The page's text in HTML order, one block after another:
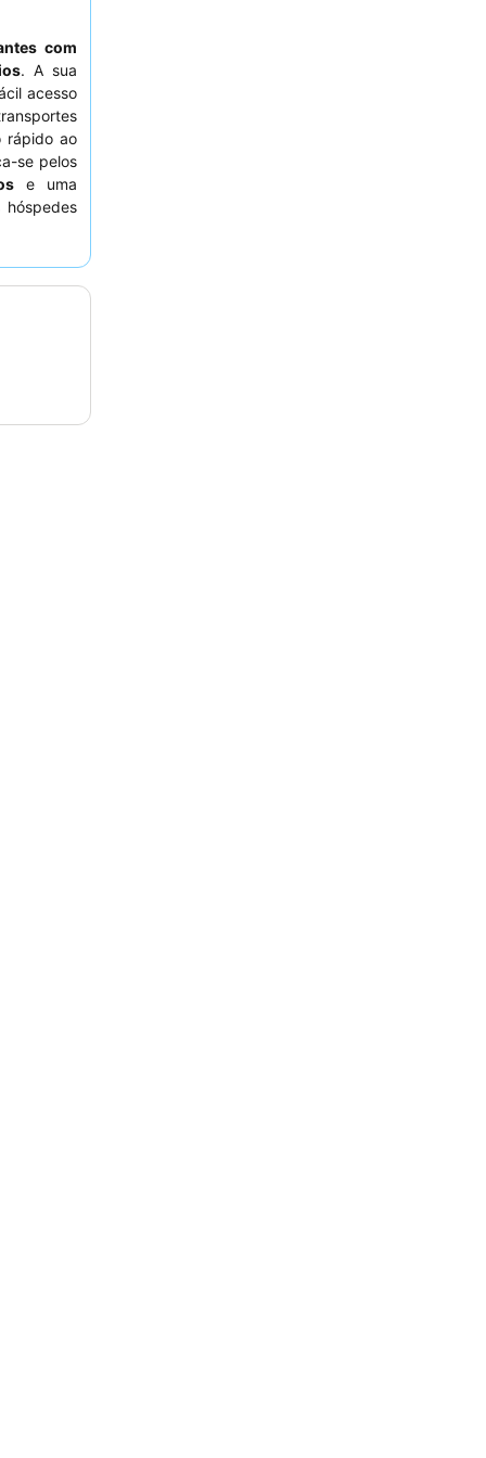
com
. A sua
acesso
rápido ao
se pelos
e uma
uma